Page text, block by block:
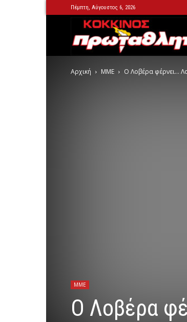
Πέμπτη, Αύγουστος 6, 2026
Αρχική MME Ο Λοβέρα φέρνει…
MME
Ο Λοβέρα